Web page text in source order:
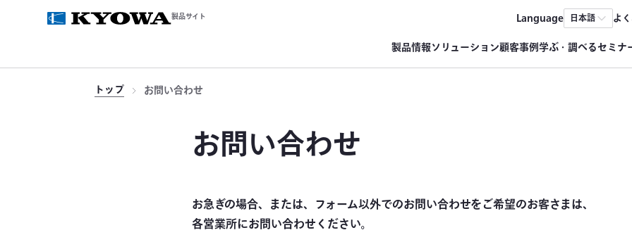
製品サイト Language 日本語 よ
製品情報ソリューション顧客事例学ぶ・調べるセミナ
トップ お問い合わせ
お問い合わせ
お急ぎの場合、または、フォーム以外でのお問い合わせをご希望のお客さまは、
各営業所にお問い合わせください。